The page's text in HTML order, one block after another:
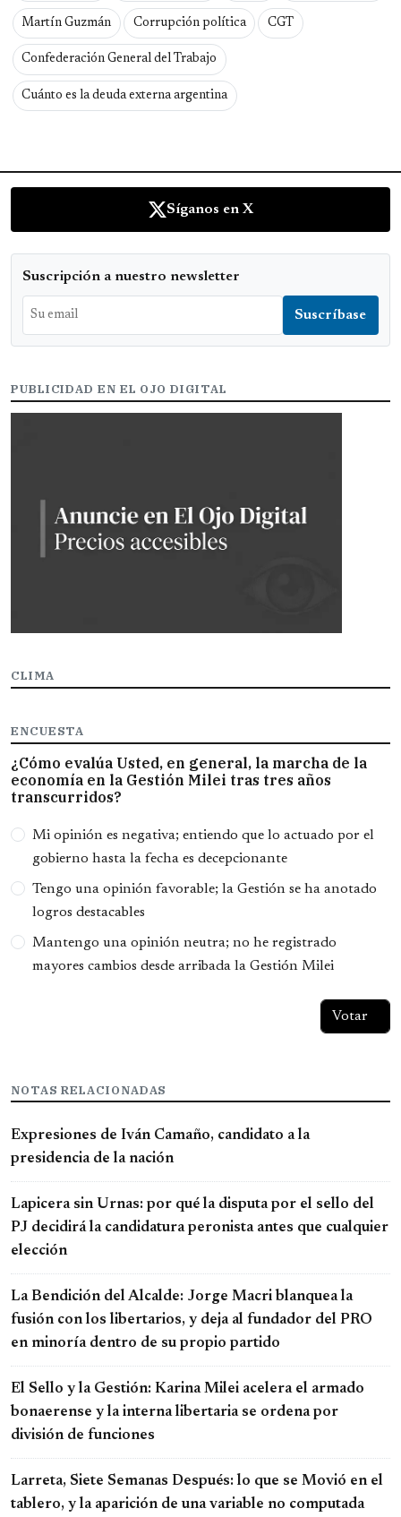
Martín Guzmán Corrupción política CGT
Confederación General del Trabajo
Cuánto es la deuda externa argentina
Síganos en X
Suscripción a nuestro newsletter
PUBLICIDAD EN EL OJO DIGITAL
CLIMA
ENCUESTA
¿Cómo evalúa Usted, en general, la marcha de la
economía en la Gestión Milei tras tres años
transcurridos?
Opciones
Mi opinión es negativa; entiendo que lo actuado por el
gobierno hasta la fecha es decepcionante
Tengo una opinión favorable; la Gestión se ha anotado
logros destacables
Mantengo una opinión neutra; no he registrado
mayores cambios desde arribada la Gestión Milei
NOTAS RELACIONADAS
Expresiones de Iván Camaño, candidato a la
presidencia de la nación
Lapicera sin Urnas: por qué la disputa por el sello del
PJ decidirá la candidatura peronista antes que cualquier
elección
La Bendición del Alcalde: Jorge Macri blanquea la
fusión con los libertarios, y deja al fundador del PRO
en minoría dentro de su propio partido
El Sello y la Gestión: Karina Milei acelera el armado
bonaerense y la interna libertaria se ordena por
división de funciones
Larreta, Siete Semanas Después: lo que se Movió en el
tablero, y la aparición de una variable no computada